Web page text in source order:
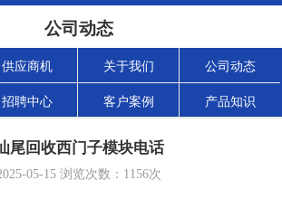
公司动态
供应商机 关于我们 公司动态
招聘中心 客户案例 产品知识
尾回收西门子模块电话
05-15 浏览次数： 1156次